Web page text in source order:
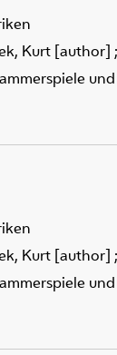
Kurt [author] ;
Kurt [author] ;